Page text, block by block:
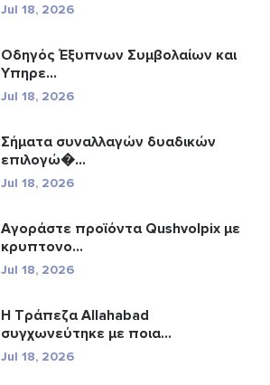
Jul 18, 2026
Οδηγός Έξυπνων Συμβολαίων και
Υπηρε...
Jul 18, 2026
Σήματα συναλλαγών δυαδικών
επιλογώ�...
Jul 18, 2026
Αγοράστε προϊόντα Qushvolpix με
κρυπτονο...
Jul 18, 2026
Η Τράπεζα Allahabad
συγχωνεύτηκε με ποια...
Jul 18, 2026